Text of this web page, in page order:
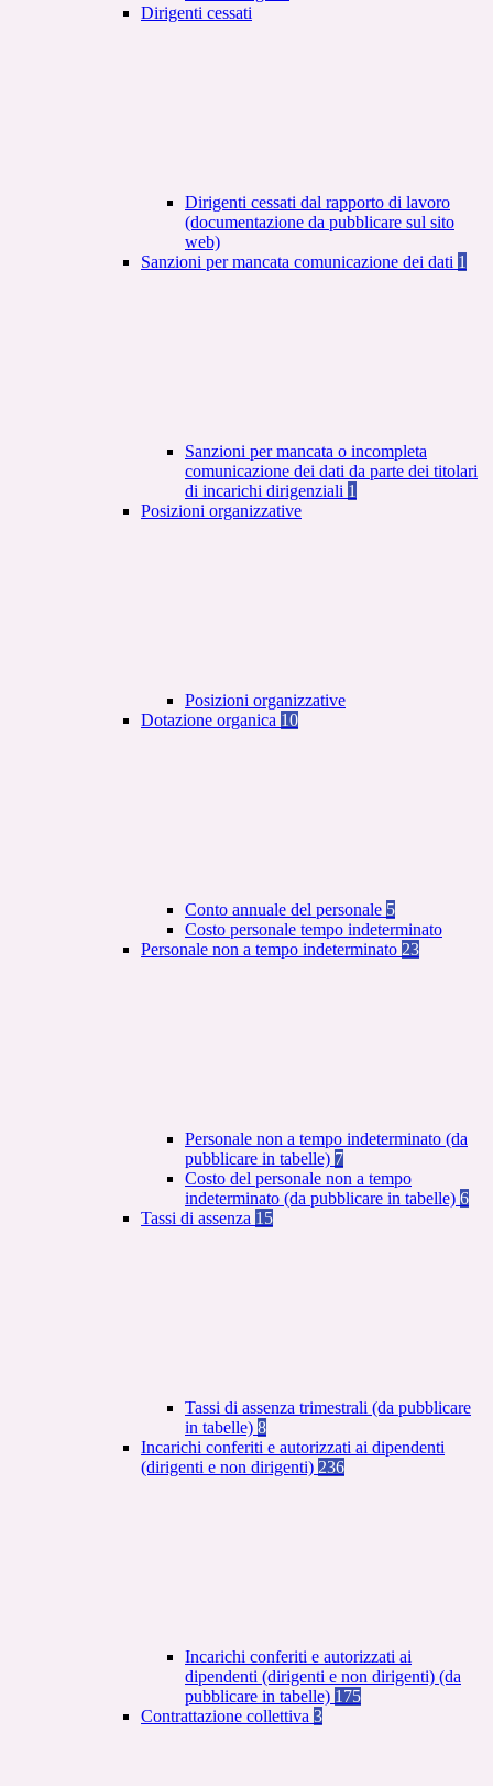
Dirigenti cessati
Dirigenti cessati dal rapporto di lavoro
(documentazione da pubblicare sul sito
web)
Sanzioni per mancata comunicazione dei dati 1
Sanzioni per mancata o incompleta
comunicazione dei dati da parte dei titolari
di incarichi dirigenziali 1
Posizioni organizzative
Posizioni organizzative
Dotazione organica 10
Conto annuale del personale 5
Costo personale tempo indeterminato
Personale non a tempo indeterminato 23
Personale non a tempo indeterminato (da
pubblicare in tabelle) 7
Costo del personale non a tempo
indeterminato (da pubblicare in tabelle) 6
Tassi di assenza 15
Tassi di assenza trimestrali (da pubblicare
in tabelle) 8
Incarichi conferiti e autorizzati ai dipendenti
(dirigenti e non dirigenti) 236
Incarichi conferiti e autorizzati ai
dipendenti (dirigenti e non dirigenti) (da
pubblicare in tabelle) 175
Contrattazione collettiva 3